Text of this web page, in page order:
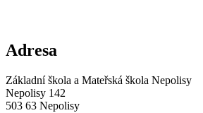
Adresa
Základní škola a Mateřská škola Nepolisy
Nepolisy 142
503 63 Nepolisy